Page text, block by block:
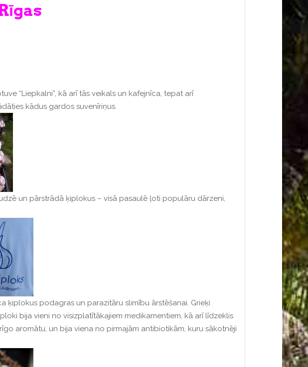
“Liepkalni”, kā arī tās veikals un kafejnīca, tepat arī
kādus gardos suvenīriņus.
un pārstrādā ķiplokus – visā pasaulē ļoti populāru dārzeni,
ķiplokus podagras un parazitāru slimību ārstēšanai. Grieķi
bija vieni no visizplatītākajiem medikamentiem, kā arī līdzeklis
aromātu, un bija viena no pirmajām antibiotikām, kuru sākotnēji